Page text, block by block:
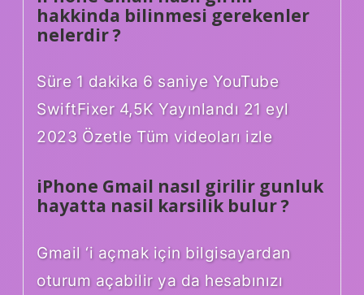
hakkinda bilinmesi gerekenler
nelerdir ?
Süre 1 dakika 6 saniye YouTube
SwiftFixer 4,5K Yayınlandı 21 eyl
2023 Özetle Tüm videoları izle
iPhone Gmail nasıl girilir gunluk
hayatta nasil karsilik bulur ?
Gmail ‘i açmak için bilgisayardan
oturum açabilir ya da hesabınızı